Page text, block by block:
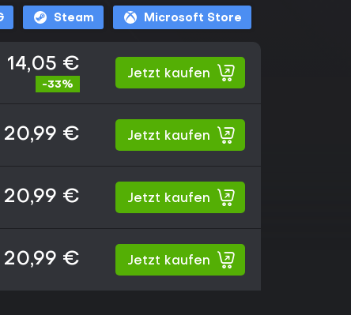
Steam Microsoft Store
14,05 €
-33%
Jetzt kaufen
20,99 € Jetzt kaufen
20,99 € Jetzt kaufen
20,99 € Jetzt kaufen